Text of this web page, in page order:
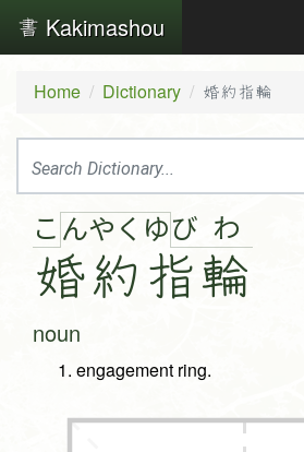
Kakimashou
Home Dictionary 婚約指輪
こ ん
婚
や く
約
ゆび
指
わ
輪
noun
engagement ring.